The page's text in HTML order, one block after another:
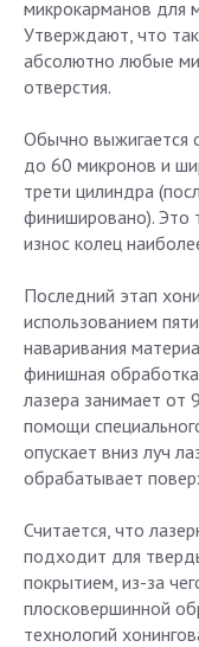
микрокарманов для
Утверждают, что
абсолютно любые
отверстия.
Обычно выжигается
до 60 микронов и
трети цилиндра
финишировано). Это
износ колец
Последний этап
использованием
наваривания
финишная
лазера занимает от
помощи
опускает вниз луч
обрабатывает
Считается, что
подходит для
покрытием, из-за
плосковершинной
технологий